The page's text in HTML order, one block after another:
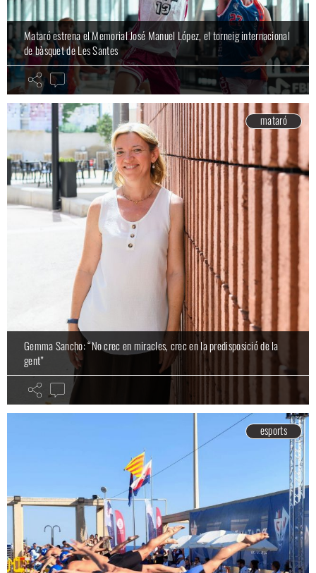
Mataró estrena el Memorial José Manuel López, el torneig internacional
de bàsquet de Les Santes
mataró
Gemma Sancho: “No crec en miracles, crec en la predisposició de la
gent”
esports